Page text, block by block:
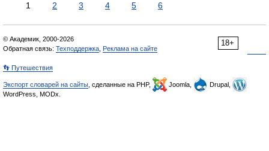
1 2 3 4 5 6
18+
© Академик, 2000-2026
Обратная связь: Техподдержка Реклама на сайте
👣 Путешествия
Экспорт словарей на сайты , сделанные на PHP, Joomla,
Drupal,
WordPress, MODx.